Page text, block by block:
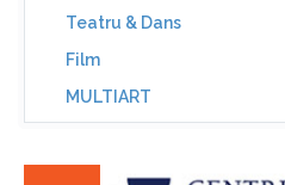
Teatru & Dans
Film
MULTIART